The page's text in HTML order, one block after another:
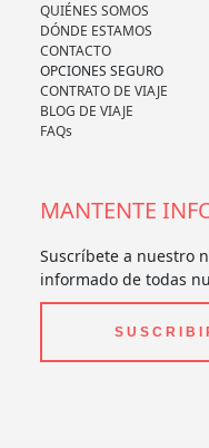
QUIÉNES SOMOS
DÓNDE ESTAMOS
CONTACTO
OPCIONES SEGURO
CONTRATO DE VIAJE
BLOG DE VIAJE
FAQs
MANTENTE
Suscríbete a nuestro
informado de todas